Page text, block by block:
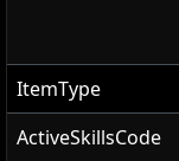
ItemType
ActiveSkillsCode